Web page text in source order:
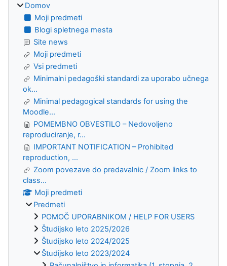
Domov
Moji predmeti
Blogi spletnega mesta
Site news
Moji predmeti
Vsi predmeti
Minimalni pedagoški standardi za uporabo učnega
ok...
Minimal pedagogical standards for using the
Moodle...
POMEMBNO OBVESTILO – Nedovoljeno
reproduciranje, r...
IMPORTANT NOTIFICATION – Prohibited
reproduction, ...
Zoom povezave do predavalnic / Zoom links to
class...
Moji predmeti
Predmeti
POMOČ UPORABNIKOM / HELP FOR USERS
Študijsko leto 2025/2026
Študijsko leto 2024/2025
Študijsko leto 2023/2024